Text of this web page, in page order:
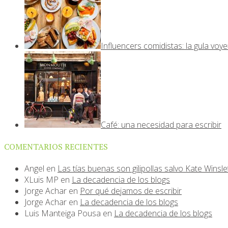
Influencers comidistas: la gula
Café: una necesidad para escribir
COMENTARIOS RECIENTES
Angel en Las tías buenas son gilipollas salvo Kate
XLuis MP en La decadencia de los blogs
Jorge Achar en Por qué dejamos de escribir
Jorge Achar en La decadencia de los blogs
Luis Manteiga Pousa en La decadencia de los blogs